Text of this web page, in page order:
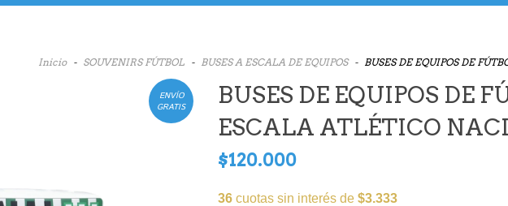
Inicio - SOUVENIRS FÚTBOL - BUSES A ESCALA DE EQUIPOS - BUSES DE EQUIPOS DE
ENVÍO
GRATIS
BUSES DE EQUIPOS DE
ESCALA ATLÉTICO
$120.000
36 cuotas sin interés de $3.333